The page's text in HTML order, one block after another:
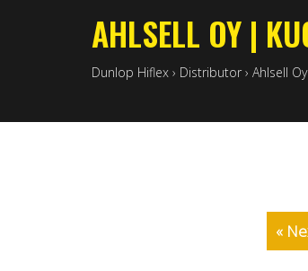
AHLSELL OY |
Dunlop Hiflex › Distributor › Ahlsell
«